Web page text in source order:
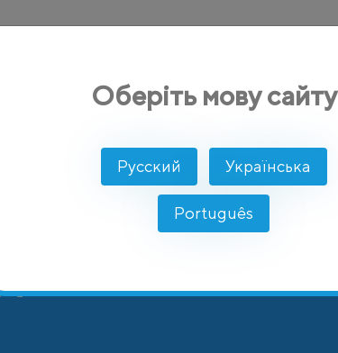
Оберіть мову сайту
Русский Українська
Português